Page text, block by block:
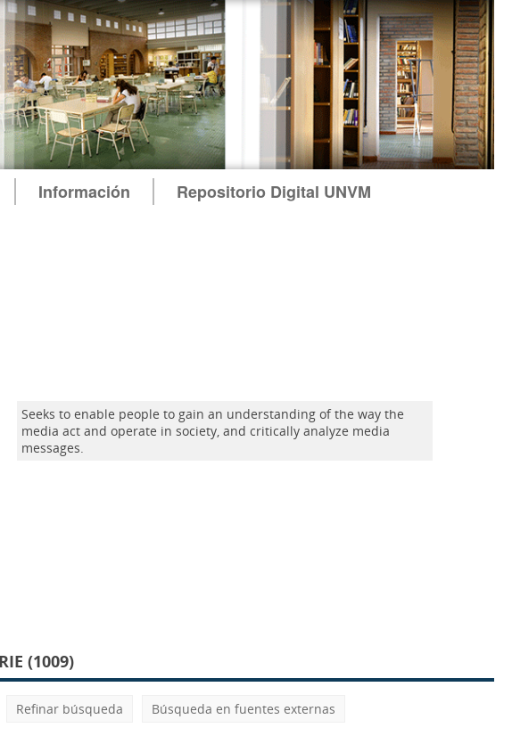
Información Repositorio Digital UNVM
Seeks to enable people to gain an understanding of the way the
media act and operate in society, and critically analyze media
messages.
(1009)
Refinar búsqueda Búsqueda en fuentes externas